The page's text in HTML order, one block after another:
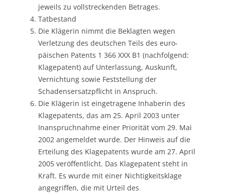
jeweils zu vollstreckenden Betrages.
Tatbestand
Die Klägerin nimmt die Beklagten wegen
Verletzung des deutschen Teils des euro-
päischen Patents 1 366 XXX B1 (nachfolgend:
Klagepatent) auf Unterlassung, Auskunft,
Vernichtung sowie Feststellung der
Schadensersatzpflicht in Anspruch.
Die Klägerin ist eingetragene Inhaberin des
Klagepatents, das am 25. April 2003 unter
Inanspruchnahme einer Priorität vom 29. Mai
2002 angemeldet wurde. Der Hinweis auf die
Erteilung des Klagepatents wurde am 27. April
2005 veröffentlicht. Das Klagepatent steht in
Kraft. Es wurde mit einer Nichtigkeitsklage
angegriffen, die mit Urteil des